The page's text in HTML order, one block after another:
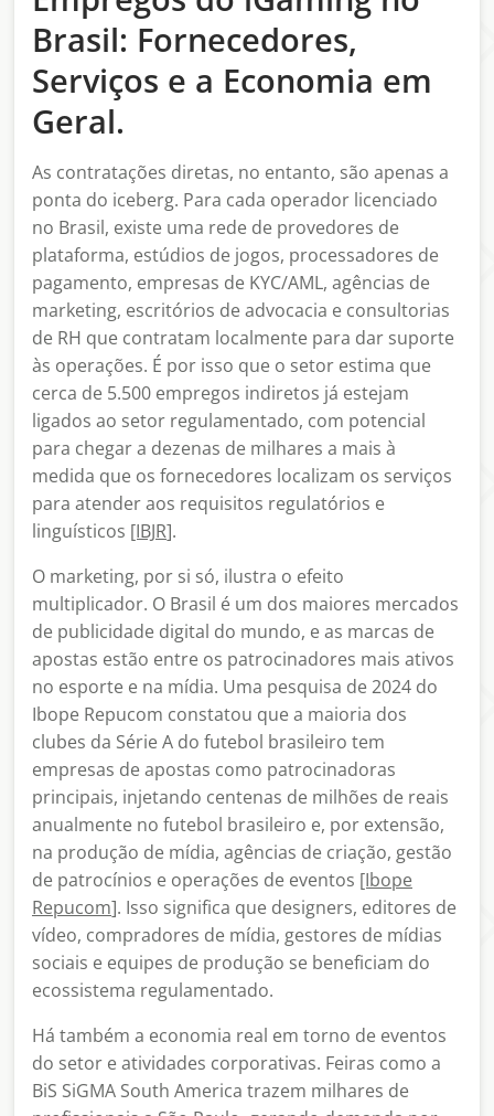
Brasil: Fornecedores,
Serviços e a Economia em
Geral.
As contratações diretas, no entanto, são apenas a
ponta do iceberg. Para cada operador licenciado
no Brasil, existe uma rede de provedores de
plataforma, estúdios de jogos, processadores de
pagamento, empresas de KYC/AML, agências de
marketing, escritórios de advocacia e consultorias
de RH que contratam localmente para dar suporte
às operações. É por isso que o setor estima que
cerca de 5.500 empregos indiretos já estejam
ligados ao setor regulamentado, com potencial
para chegar a dezenas de milhares a mais à
medida que os fornecedores localizam os serviços
para atender aos requisitos regulatórios e
linguísticos [IBJR].
O marketing, por si só, ilustra o efeito
multiplicador. O Brasil é um dos maiores mercados
de publicidade digital do mundo, e as marcas de
apostas estão entre os patrocinadores mais ativos
no esporte e na mídia. Uma pesquisa de 2024 do
Ibope Repucom constatou que a maioria dos
clubes da Série A do futebol brasileiro tem
empresas de apostas como patrocinadoras
principais, injetando centenas de milhões de reais
anualmente no futebol brasileiro e, por extensão,
na produção de mídia, agências de criação, gestão
de patrocínios e operações de eventos [Ibope
Repucom]. Isso significa que designers, editores de
vídeo, compradores de mídia, gestores de mídias
sociais e equipes de produção se beneficiam do
ecossistema regulamentado.
Há também a economia real em torno de eventos
do setor e atividades corporativas. Feiras como a
BiS SiGMA South America trazem milhares de